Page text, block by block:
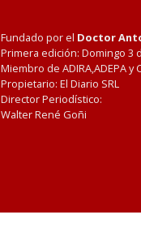
Fundado por el Doctor
Primera edición: Domingo 3
Miembro de ADIRA,ADEPA y
Propietario: El Diario SRL
Director Periodístico:
Walter René Goñi